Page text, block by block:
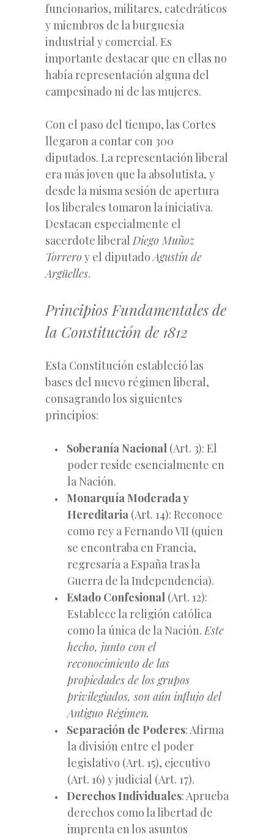
funcionarios, militares, catedráticos
y miembros de la burguesía
industrial y comercial. Es
importante destacar que en ellas no
había representación alguna del
campesinado ni de las mujeres.
Con el paso del tiempo, las Cortes
llegaron a contar con 300
diputados. La representación liberal
era más joven que la absolutista, y
desde la misma sesión de apertura
los liberales tomaron la iniciativa.
Destacan especialmente el
sacerdote liberalDiego Muñoz
Torrero y el diputadoAgustín de
Argüelles.
Principios Fundamentales de
la Constitución de 1812
Esta Constitución estableció las
bases del nuevo régimen liberal,
consagrando los siguientes
principios:
Soberanía Nacional (Art. 3): El
poder reside esencialmente en
la Nación.
Monarquía Moderada y
Hereditaria (Art. 14): Reconoce
como rey a Fernando VII (quien
se encontraba en Francia,
regresaría a España tras la
Guerra de la Independencia).
Estado Confesional (Art. 12):
Establece la religión católica
como la única de la Nación.Este
hecho, junto con el
reconocimiento de las
propiedades de los grupos
privilegiados, son aún influjo del
Antiguo Régimen.
Separación de Poderes: Afirma
la división entre el poder
legislativo (Art. 15), ejecutivo
(Art. 16) y judicial (Art. 17).
Derechos Individuales: Aprueba
derechos como la libertad de
imprenta en los asuntos